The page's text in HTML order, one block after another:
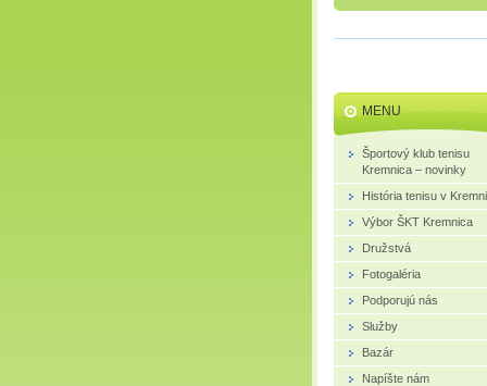
MENU
Športový klub tenisu
Kremnica – novinky
História tenisu v
Výbor ŠKT Kremnica
Družstvá
Fotogaléria
Podporujú nás
Služby
Bazár
Napíšte nám